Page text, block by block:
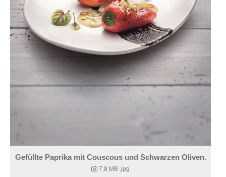
Gefüllte Paprika mit Couscous und Schwarzen Oliven.
7,8 MB .jpg